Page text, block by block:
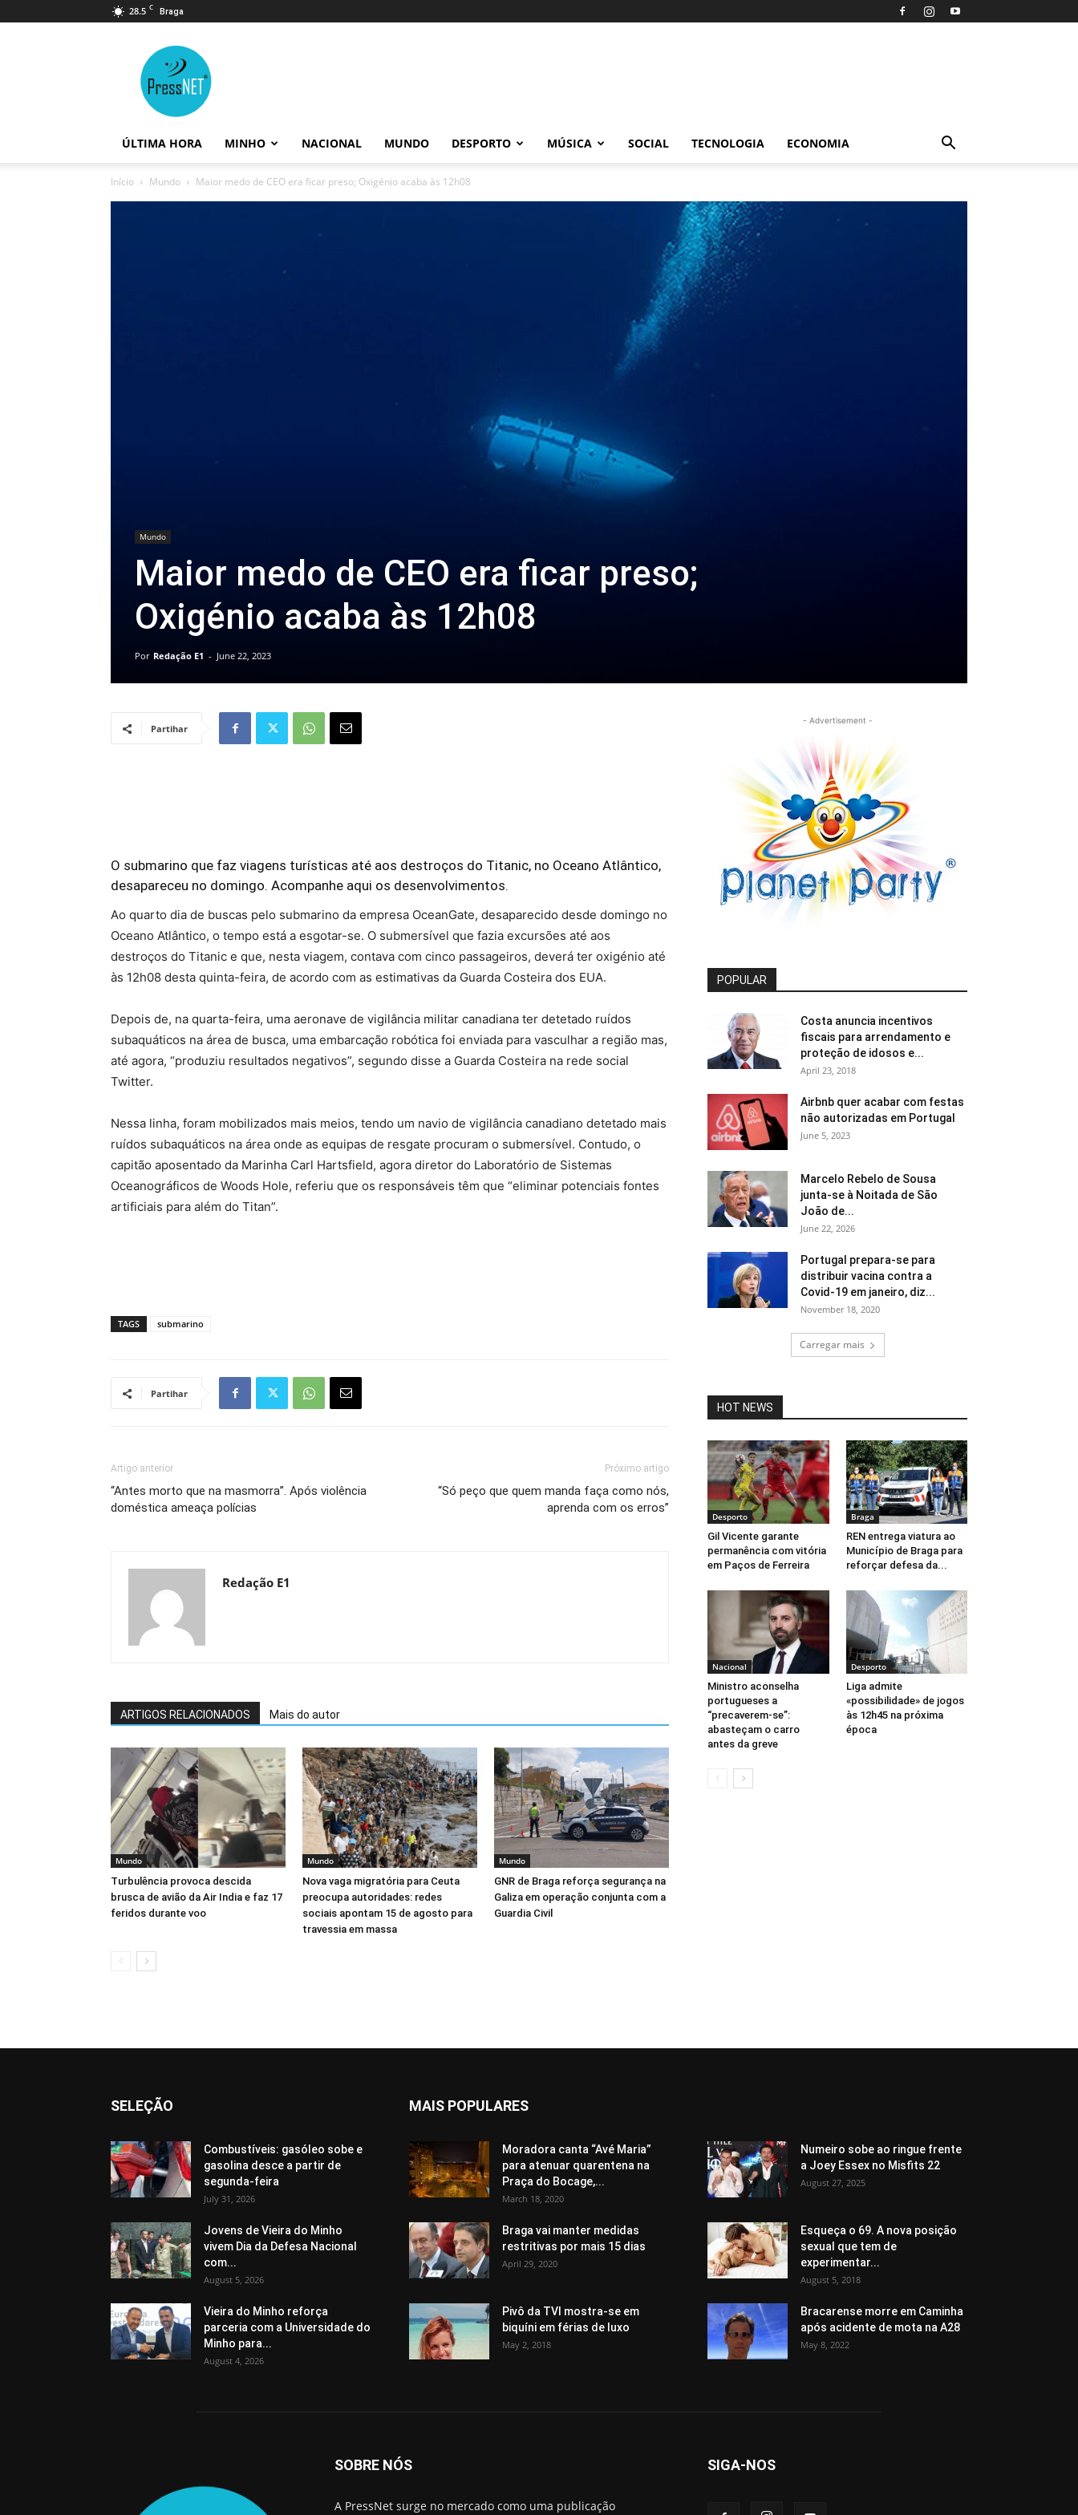
28.5 C Braga
ÚLTIMA HORA MINHO NACIONAL MUNDO DESPORTO MÚSICA SOCIAL TECNOLOGIA ECONOMIA
Início Mundo Maior medo de CEO era ficar preso; Oxigénio acaba às 12h08
Mundo
Maior medo de CEO era ficar preso;
Oxigénio acaba às 12h08
Por Redação E1 - June 22, 2023
Partihar
O submarino que faz viagens turísticas até aos destroços do Titanic, no Oceano Atlântico,
desapareceu no domingo. Acompanhe aqui os desenvolvimentos.
Ao quarto dia de buscas pelo submarino da empresa OceanGate, desaparecido desde domingo no
Oceano Atlântico, o tempo está a esgotar-se. O submersível que fazia excursões até aos
destroços do Titanic e que, nesta viagem, contava com cinco passageiros, deverá ter oxigénio até
às 12h08 desta quinta-feira, de acordo com as estimativas da Guarda Costeira dos EUA.
Depois de, na quarta-feira, uma aeronave de vigilância militar canadiana ter detetado ruídos
subaquáticos na área de busca, uma embarcação robótica foi enviada para vasculhar a região mas,
até agora, “produziu resultados negativos”, segundo disse a Guarda Costeira na rede social
Twitter.
Nessa linha, foram mobilizados mais meios, tendo um navio de vigilância canadiano detetado mais
ruídos subaquáticos na área onde as equipas de resgate procuram o submersível. Contudo, o
capitão aposentado da Marinha Carl Hartsfield, agora diretor do Laboratório de Sistemas
Oceanográficos de Woods Hole, referiu que os responsáveis têm que “eliminar potenciais fontes
artificiais para além do Titan”.
TAGS submarino
Partihar
Artigo anterior
“Antes morto que na masmorra”. Após violência
doméstica ameaça polícias
Próximo artigo
“Só peço que quem manda faça como nós,
aprenda com os erros”
Redação E1
ARTIGOS RELACIONADOS Mais do autor
Mundo
Turbulência provoca descida
brusca de avião da Air India e faz 17
feridos durante voo
Mundo
Nova vaga migratória para Ceuta
preocupa autoridades: redes
sociais apontam 15 de agosto para
travessia em massa
Mundo
GNR de Braga reforça segurança na
Galiza em operação conjunta com a
Guardia Civil
- Advertisement -
POPULAR
Costa anuncia incentivos
fiscais para arrendamento e
proteção de idosos e...
April 23, 2018
Airbnb quer acabar com festas
não autorizadas em Portugal
June 5, 2023
Marcelo Rebelo de Sousa
junta-se à Noitada de São
João de...
June 22, 2026
Portugal prepara-se para
distribuir vacina contra a
Covid-19 em janeiro, diz...
November 18, 2020
Carregar mais
HOT NEWS
Desporto
Gil Vicente garante
permanência com vitória
em Paços de Ferreira
Braga
REN entrega viatura ao
Município de Braga para
reforçar defesa da...
Nacional
Ministro aconselha
portugueses a
“precaverem-se”:
abasteçam o carro
antes da greve
Desporto
Liga admite
«possibilidade» de jogos
às 12h45 na próxima
época
SELEÇÃO
Combustíveis: gasóleo sobe e
gasolina desce a partir de
segunda-feira
July 31, 2026
Jovens de Vieira do Minho
vivem Dia da Defesa Nacional
com...
August 5, 2026
Vieira do Minho reforça
parceria com a Universidade do
Minho para...
August 4, 2026
MAIS POPULARES
Moradora canta “Avé Maria”
para atenuar quarentena na
Praça do Bocage,...
March 18, 2020
Numeiro sobe ao ringue frente
a Joey Essex no Misfits 22
August 27, 2025
Braga vai manter medidas
restritivas por mais 15 dias
April 29, 2020
Esqueça o 69. A nova posição
sexual que tem de
experimentar...
August 5, 2018
Pivô da TVI mostra-se em
biquíni em férias de luxo
May 2, 2018
Bracarense morre em Caminha
após acidente de mota na A28
May 8, 2022
SOBRE NÓS
A PressNet surge no mercado como uma publicação
SIGA-NOS